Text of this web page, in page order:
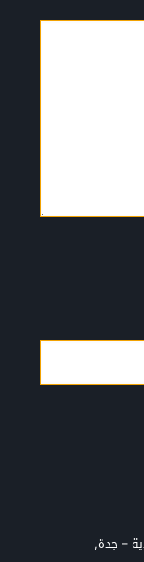
– جدة,